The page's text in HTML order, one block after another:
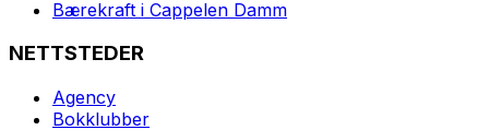
Bærekraft i Cappelen Damm
NETTSTEDER
Agency
Bokklubber